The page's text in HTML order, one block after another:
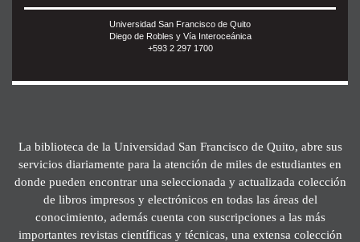
Universidad San Francisco de Quito
Diego de Robles y Vía Interoceánica
+593 2 297 1700
La biblioteca de la Universidad San Francisco de Quito, abre sus
servicios diariamente para la atención de miles de estudiantes en
donde pueden encontrar una seleccionada y actualizada colección
de libros impresos y electrónicos en todas las áreas del
conocimiento, además cuenta con suscripciones a las más
importantes revistas científicas y técnicas, una extensa colección